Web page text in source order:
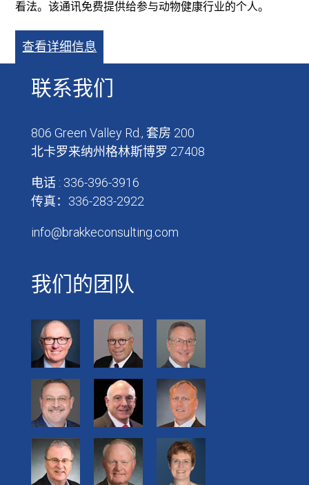
看法。该通讯免费提供给参与动物健康行业的个人。
查看详细信息
联系我们
806 Green Valley Rd., 套房 200
北卡罗来纳州格林斯博罗 27408
电话 : 336-396-3916
传真：336-283-2922
info@brakkeconsulting.com
我们的团队